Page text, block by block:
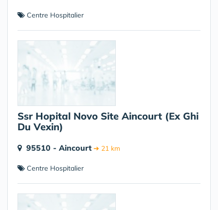
Centre Hospitalier
Ssr Hopital Novo Site Aincourt (Ex Ghi
Du Vexin)
95510 - Aincourt ➔ 21 km
Centre Hospitalier